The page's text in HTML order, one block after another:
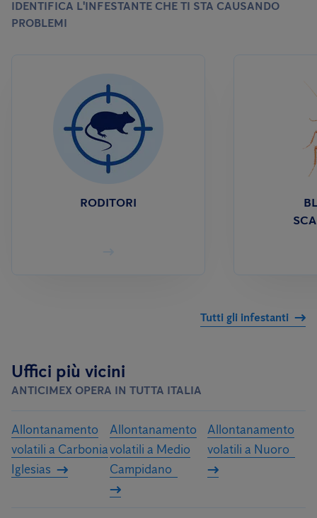
IDENTIFICA L'INFESTANTE CHE TI STA CAUSANDO
PROBLEMI
RODITORI
Tutti gli infestanti
Uffici più vicini
ANTICIMEX OPERA IN TUTTA ITALIA
Allontanamento
volatili a Carbonia
Iglesias
Allontanamento
volatili a Medio
Campidano
Allontanamento
volatili a Nuoro